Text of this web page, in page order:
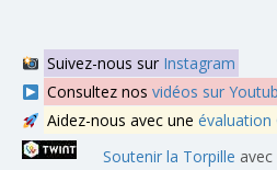
Suivez-nous sur Instagram
Consultez nos vidéos sur
Aidez-nous avec une évaluation
Soutenir la Torpille